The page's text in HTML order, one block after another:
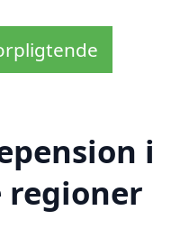
i
regioner